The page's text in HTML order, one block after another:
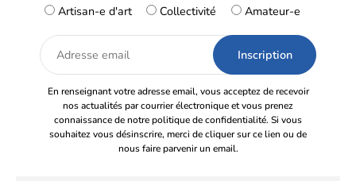
Artisan-e d'art
Collectivité Amateur-e
Adresse
email
En renseignant votre adresse email, vous acceptez de recevoir
nos actualités par courrier électronique et vous prenez
connaissance de notre politique de confidentialité. Si vous
souhaitez vous désinscrire, merci de cliquer sur ce lien ou de
nous faire parvenir un email.